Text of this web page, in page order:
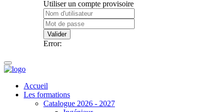
Utiliser un compte provisoire
Valider
Error:
Accueil
Les formations
Catalogue 2026 - 2027